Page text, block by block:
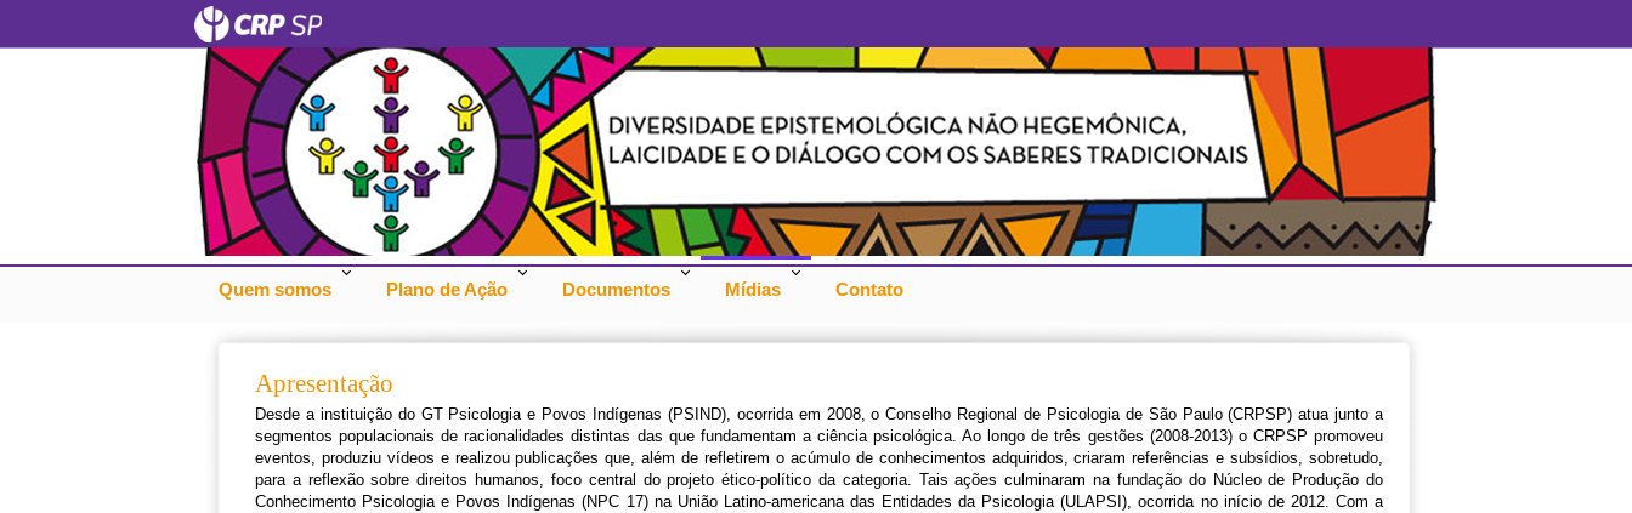
Quem somos Plano de Ação Documentos Mídias Contato
Apresentação
Desde a instituição do GT Psicologia e Povos Indígenas (PSIND), ocorrida em 2008, o Conselho Regional de Psicologia de São Paulo (CRPSP) atua junto a
segmentos populacionais de racionalidades distintas das que fundamentam a ciência psicológica. Ao longo de três gestões (2008-2013) o CRPSP promoveu
eventos, produziu vídeos e realizou publicações que, além de refletirem o acúmulo de conhecimentos adquiridos, criaram referências e subsídios, sobretudo,
para a reflexão sobre direitos humanos, foco central do projeto ético-político da categoria. Tais ações culminaram na fundação do Núcleo de Produção do
Conhecimento Psicologia e Povos Indígenas (NPC 17) na União Latino-americana das Entidades da Psicologia (ULAPSI), ocorrida no início de 2012. Com a